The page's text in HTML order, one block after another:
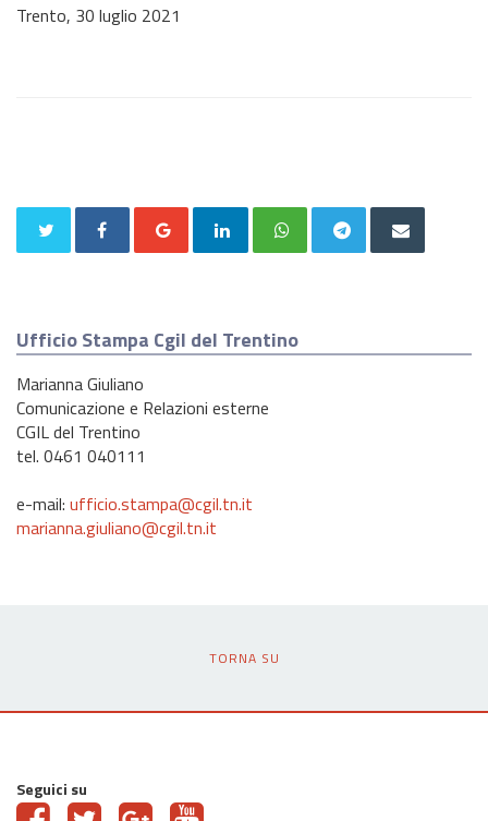
Trento, 30 luglio 2021
Ufficio Stampa Cgil del Trentino
Marianna Giuliano
Comunicazione e Relazioni esterne
CGIL del Trentino
tel. 0461 040111
e-mail: ufficio.stampa@cgil.tn.it
marianna.giuliano@cgil.tn.it
TORNA SU
Seguici su